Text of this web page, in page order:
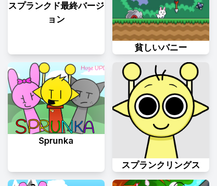
スプランクド最終バージ
ョン
貧しいバニー
Sprunka
スプランクリングス